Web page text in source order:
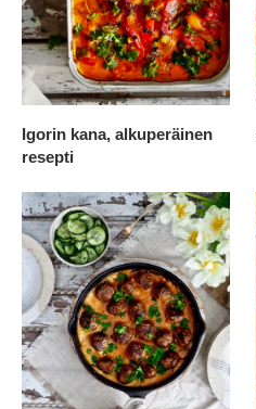
Igorin kana, alkuperäinen
resepti